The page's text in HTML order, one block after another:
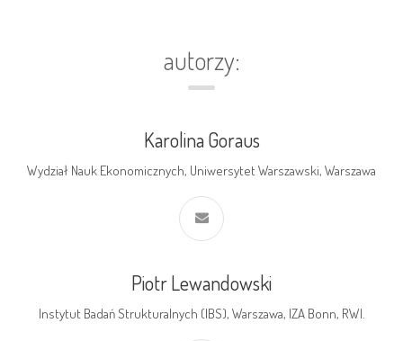
autorzy:
Karolina Goraus
Wydział Nauk Ekonomicznych, Uniwersytet Warszawski, Warszawa
Piotr Lewandowski
Instytut Badań Strukturalnych (IBS), Warszawa, IZA Bonn, RWI.